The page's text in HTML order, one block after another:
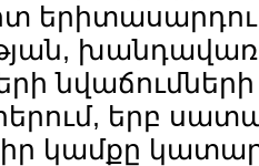
խանդավառ
երբ
կամքը